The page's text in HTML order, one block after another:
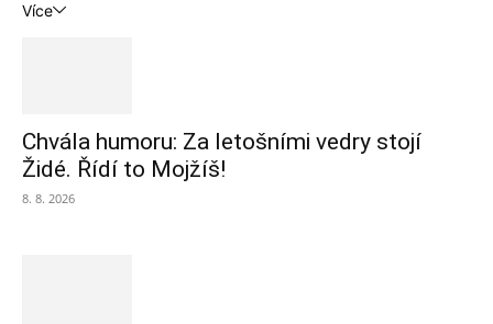
Více
Chvála humoru: Za letošními vedry stojí
Židé. Řídí to Mojžíš!
8. 8. 2026